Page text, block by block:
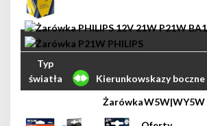
Kierunkowskazy boczne
W5W|WY5W